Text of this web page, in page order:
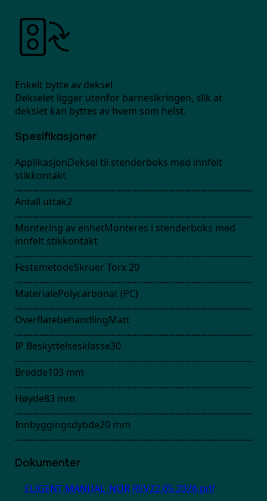
Enkelt bytte av deksel
Dekselet ligger utenfor barnesikringen, slik at
dekslet kan byttes av hvem som helst.
Spesifikasjoner
ApplikasjonDeksel til stenderboks med innfelt
stikkontakt
Antall uttak2
Montering av enhetMonteres i stenderboks med
innfelt stikkontakt
FestemetodeSkruer Torx 20
MaterialePolycarbonat (PC)
OverflatebehandlingMatt
IP Beskyttelsesklasse30
Bredde103 mm
Høyde83 mm
Innbyggingsdybde20 mm
Dokumenter
ELIGENT MANUAL_NOR REV22.05.2026.pdf